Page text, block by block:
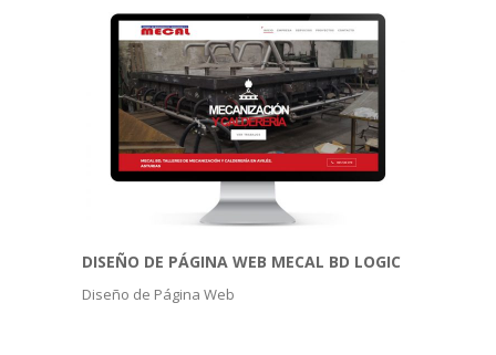
DISEÑO DE PÁGINA WEB MECAL BD LOGIC
Diseño de Página Web